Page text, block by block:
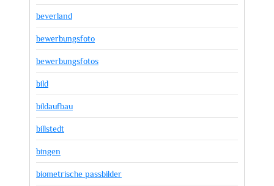
beverland
bewerbungsfoto
bewerbungsfotos
bild
bildaufbau
billstedt
bingen
biometrische passbilder